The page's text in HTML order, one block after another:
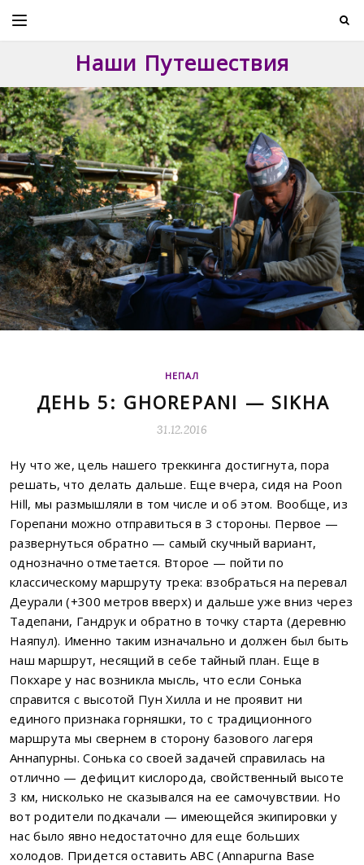
content
Наши Путешествия
НЕПАЛ
ДЕНЬ 5: GHOREPANI — SIKHA
31.12.2016
Ну что же, цель нашего треккинга достигнута, пора
решать, что делать дальше. Еще вчера, сидя на Poon
Hill, мы размышляли в том числе и об этом. Вообще, из
Горепани можно отправиться в 3 стороны. Первое —
развернуться обратно — самый скучный вариант,
однозначно отметается. Второе — пойти по
классическому маршруту трека: взобраться на перевал
Деурали (+300 метров вверх) и дальше уже вниз через
Тадепани, Гандрук и обратно в точку старта (деревню
Наяпул). Именно таким изначально и должен был быть
наш маршрут, несящий в себе тайный план. Еще в
Покхаре у нас возникла мысль, что если Сонька
справится с высотой Пун Хилла и не проявит ни
единого признака горняшки, то с традиционного
маршрута мы свернем в сторону базового лагеря
Аннапурны. Сонька со своей задачей справилась на
отлично — дефицит кислорода, свойственный высоте
3 км, нисколько не сказывался на ее самочувствии. Но
вот родители подкачали — имеющейся экипировки у
нас было явно недостаточно для еще больших
холодов. Придется оставить ABC (Annapurna Base